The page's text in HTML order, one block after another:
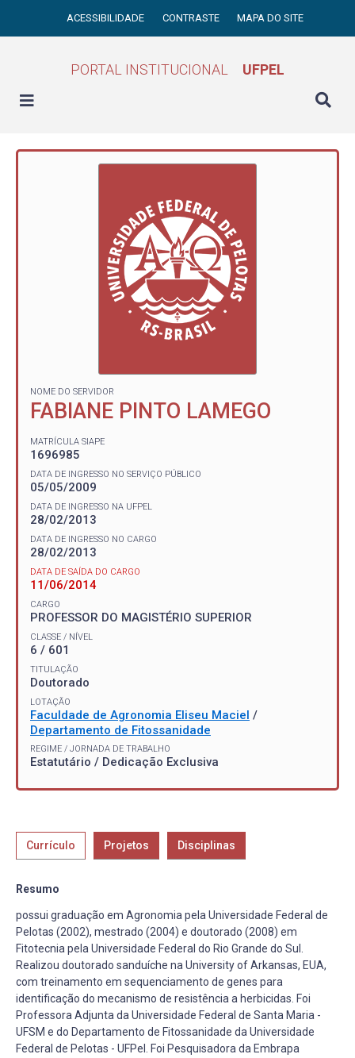
ACESSIBILIDADE CONTRASTE MAPA DO SITE
PORTAL INSTITUCIONAL UFPEL
NOME DO SERVIDOR
FABIANE PINTO LAMEGO
MATRÍCULA SIAPE
1696985
DATA DE INGRESSO NO SERVIÇO PÚBLICO
05/05/2009
DATA DE INGRESSO NA UFPEL
28/02/2013
DATA DE INGRESSO NO CARGO
28/02/2013
DATA DE SAÍDA DO CARGO
11/06/2014
CARGO
PROFESSOR DO MAGISTÉRIO SUPERIOR
CLASSE / NÍVEL
6 / 601
TITULAÇÃO
Doutorado
LOTAÇÃO
Faculdade de Agronomia Eliseu Maciel /
Departamento de Fitossanidade
REGIME / JORNADA DE TRABALHO
Estatutário / Dedicação Exclusiva
Currículo Projetos Disciplinas
Resumo
possui graduação em Agronomia pela Universidade Federal de
Pelotas (2002), mestrado (2004) e doutorado (2008) em
Fitotecnia pela Universidade Federal do Rio Grande do Sul.
Realizou doutorado sanduíche na University of Arkansas, EUA,
com treinamento em sequenciamento de genes para
identificação do mecanismo de resistência a herbicidas. Foi
Professora Adjunta da Universidade Federal de Santa Maria -
UFSM e do Departamento de Fitossanidade da Universidade
Federal de Pelotas - UFPel. Foi Pesquisadora da Embrapa